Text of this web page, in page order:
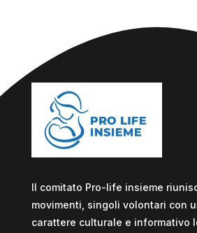
Il comitato Pro-life insieme
movimenti, singoli volontari con
carattere culturale e informativo